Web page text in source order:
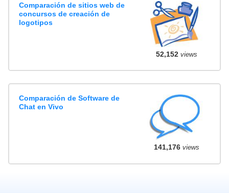
Comparación de sitios web de
concursos de creación de
logotipos
52,152views
Comparación de Software de
Chat en Vivo
141,176views